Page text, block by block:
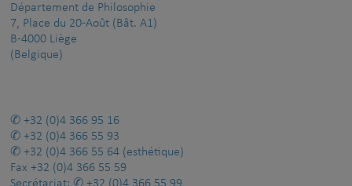
Département de Philosophie
7, Place du 20-Août (Bât. A1)
B-4000 Liège
(Belgique)
+32 (0)4 366 95 16
+32 (0)4 366 55 93
+32 (0)4 366 55 64 (esthétique)
Fax +32 (0)4 366 55 59